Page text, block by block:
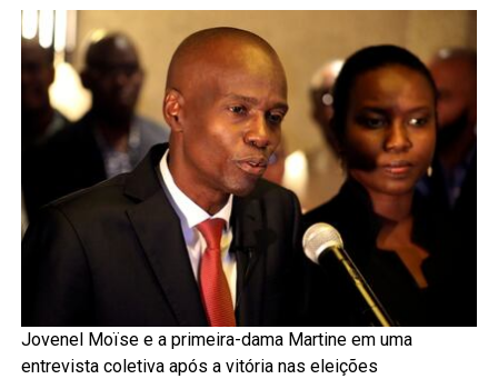
Jovenel Moïse e a primeira-dama Martine em uma
entrevista coletiva após a vitória nas eleições